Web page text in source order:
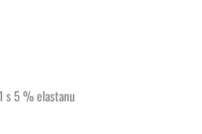
s 5 % elastanu